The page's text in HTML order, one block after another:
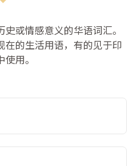
或情感意义的华语词汇。
在的生活用语，有的见于印
用。